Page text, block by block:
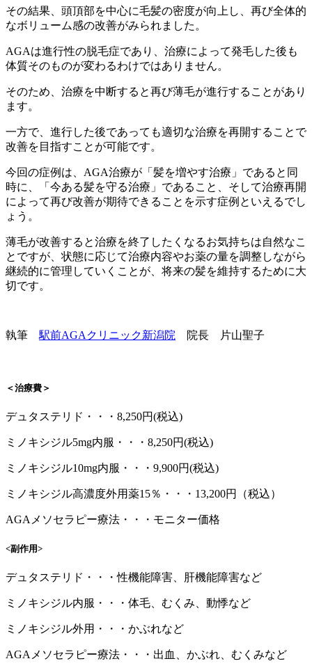
その結果、頭頂部を中心に毛髪の密度が向上し、再び全体的
なボリューム感の改善がみられました。
AGAは進行性の脱毛症であり、治療によって発毛した後も
体質そのものが変わるわけではありません。
そのため、治療を中断すると再び薄毛が進行することがあり
ます。
一方で、進行した後であっても適切な治療を再開することで
改善を目指すことが可能です。
今回の症例は、AGA治療が「髪を増やす治療」であると同
時に、「今ある髪を守る治療」であること、そして治療再開
によって再び改善が期待できることを示す症例といえるでし
ょう。
薄毛が改善すると治療を終了したくなるお気持ちは自然なこ
とですが、状態に応じて治療内容やお薬の量を調整しながら
継続的に管理していくことが、将来の髪を維持するために大
切です。
執筆 駅前AGAクリニック新潟院 院長 片山聖子
＜治療費＞
デュタステリド・・・8,250円(税込)
ミノキシジル5mg内服・・・8,250円(税込)
ミノキシジル10mg内服・・・9,900円(税込)
ミノキシジル高濃度外用薬15％・・・13,200円（税込）
AGAメソセラピー療法・・・モニター価格
<副作用>
デュタステリド・・・性機能障害、肝機能障害など
ミノキシジル内服・・・体毛、むくみ、動悸など
ミノキシジル外用・・・かぶれなど
AGAメソセラピー療法・・・出血、かぶれ、むくみなど